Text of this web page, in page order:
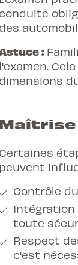
conduite
des
:
l'examen.
dimensions
Maîtrise
Certaines
peuvent
Contrôle
Intégration
toute
Respect
c'est